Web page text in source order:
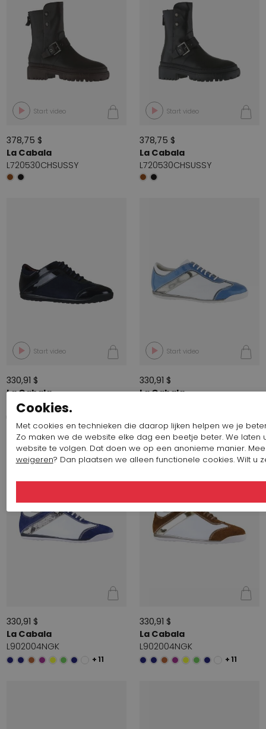
Start video
378,75 $
La Cabala
L720530CHSUSSY
Start video
378,75 $
La Cabala
L720530CHSUSSY
Start video
330,91 $
La Cabala
L902004CGK
Start video
330,91 $
La Cabala
330,91 $
La Cabala
L902004NGK
+ 11
330,91 $
La Cabala
L902004NGK
+ 11
Cookies.
Met cookies en technieken die daarop lijken helpen we je
Zo maken we de website elke dag een beetje beter. We
website te volgen. Dat doen we op een anonieme manier.
weigeren? Dan plaatsen we alleen functionele cookies. Wilt